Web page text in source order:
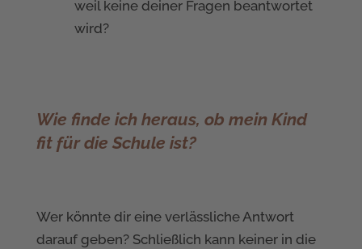
weil keine deiner Fragen beantwortet
wird?
Wie finde ich heraus, ob mein Kind
fit für die Schule ist?
Wer könnte dir eine verlässliche Antwort
darauf geben? Schließlich kann keiner in die